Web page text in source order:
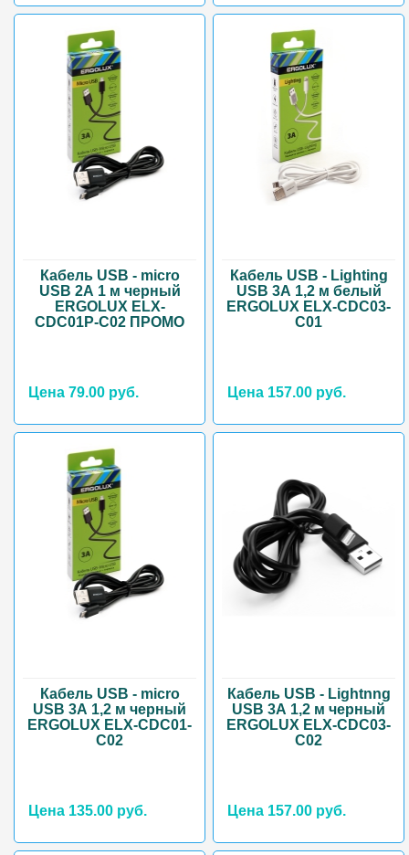
Кабель USB - micro
USB 2А 1 м черный
ERGOLUX ELX-
CDC01P-C02 ПРОМО
Цена 79.00 руб.
Кабель USB - Lighting
USB 3А 1,2 м белый
ERGOLUX ELX-CDC03-
C01
Цена 157.00 руб.
Кабель USB - micro
USB 3А 1,2 м черный
ERGOLUX ELX-CDC01-
C02
Цена 135.00 руб.
Кабель USB - Lightnng
USB 3А 1,2 м черный
ERGOLUX ELX-CDC03-
C02
Цена 157.00 руб.